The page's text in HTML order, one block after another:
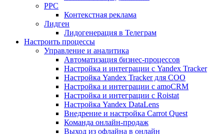
PPC
Контекстная реклама
Лидген
Лидогенерация в Телеграм
Настроить процессы
Управление и аналитика
Автоматизация бизнес-процессов
Настройка и интеграции с Yandex Tracker
Настройка Yandex Tracker для СОО
Настройка и интеграции с amoCRM
Настройка и интеграции с Roistat
Настройка Yandex DataLens
Внедрение и настройка Carrot Quest
Команда онлайн-продаж
Выход из офлайна в онлайн